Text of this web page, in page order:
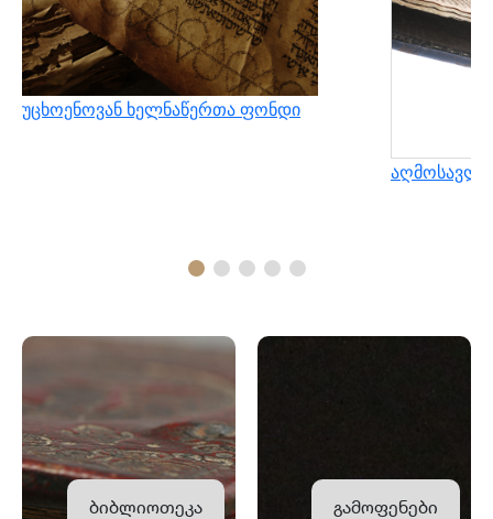
უცხოენოვან ხელნაწერთა ფონდი
ბიბლიოთეკა გამოფენები